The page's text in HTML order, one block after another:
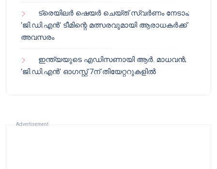
ട്രെയിലർ ഷെയർ ചെയ്‌ത് സ്വർണം നേടാം;
‘ജി.ഡി.എൻ’ ടീമിന്റെ മത്സരവുമായി ആരാധകർക്ക്
അവസരം
ഇന്ത്യയുടെ എഡിസണായി ആർ. മാധവൻ;
‘ജി.ഡി.എൻ’ ഓഗസ്റ്റ് 7ന് തിയേറ്ററുകളിൽ
Advertisement